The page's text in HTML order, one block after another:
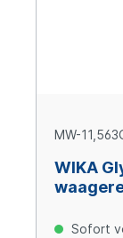
MW-
WIKA
Sofort